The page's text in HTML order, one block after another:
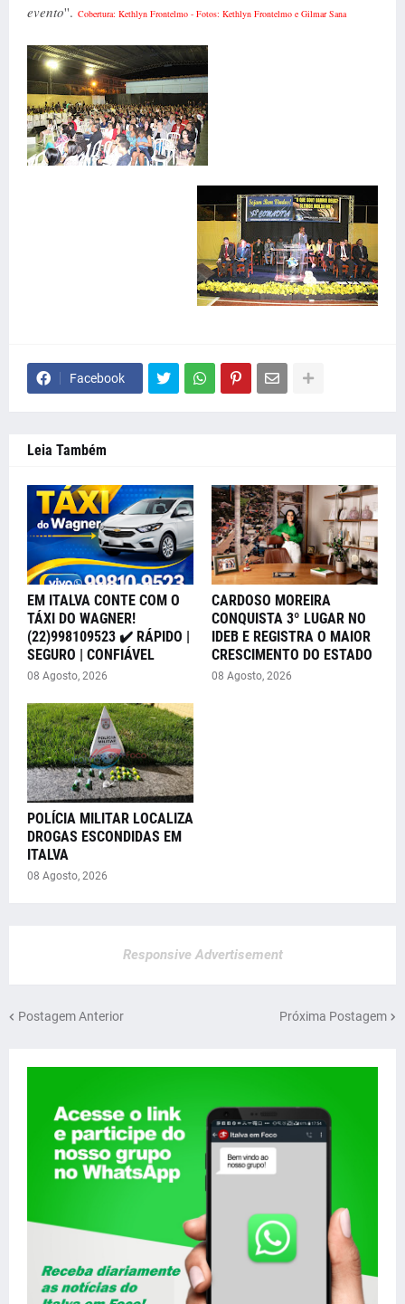
evento''. Cobertura: Kethlyn Frontelmo - Fotos: Kethlyn Frontelmo e Gilmar Sana
Facebook
Leia Também
EM ITALVA CONTE COM O
TÁXI DO WAGNER!
(22)998109523 ✔️ RÁPIDO |
SEGURO | CONFIÁVEL
08 Agosto, 2026
CARDOSO MOREIRA
CONQUISTA 3º LUGAR NO
IDEB E REGISTRA O MAIOR
CRESCIMENTO DO ESTADO
08 Agosto, 2026
POLÍCIA MILITAR LOCALIZA
DROGAS ESCONDIDAS EM
ITALVA
08 Agosto, 2026
Responsive Advertisement
Postagem Anterior Próxima Postagem